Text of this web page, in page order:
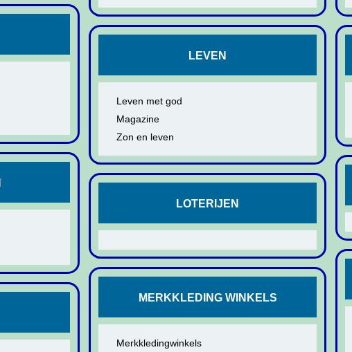
LEVEN
Leven met god
Magazine
Zon en leven
LOTERIJEN
MERKKLEDING WINKELS
Merkkledingwinkels